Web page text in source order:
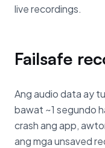
live recordings.
Failsafe
Ang audio data ay
bawat ~1 segundo
crash ang app,
ang mga unsaved